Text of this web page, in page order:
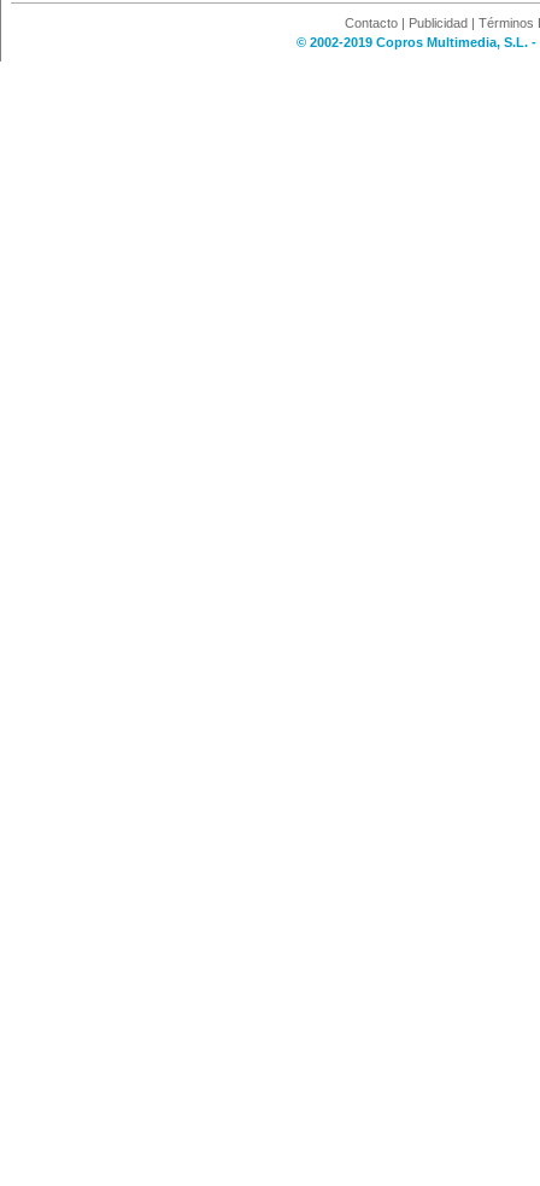
Contacto | Publicidad | Términos
© 2002-2019 Copros Multimedia, S.L.